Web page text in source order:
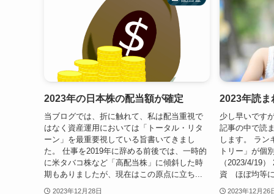
2023年の日本株の配当額が確定
当ブログでは、折に触れて、私は配当重視で
はなく資産運用においては「トータル・リタ
ーン」を最重要視している旨書いてきまし
た。 仕事を2019年に辞める前後では、一時的
に米タバコ株など「高配当株」に傾斜した時
期もありましたが、現在はこの原点に立ち...
2023年12月28日
2023年読ま
少し早いです
記事の中で読
します。 ラン
トリー」が個
（2023/4/19
資 ほぼ均等
2023年12月26